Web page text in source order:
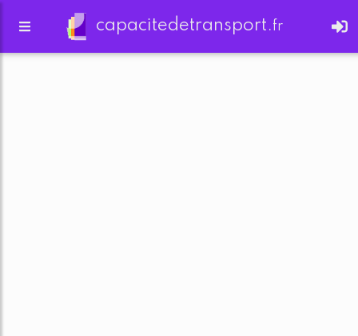
capacitedetransport.fr